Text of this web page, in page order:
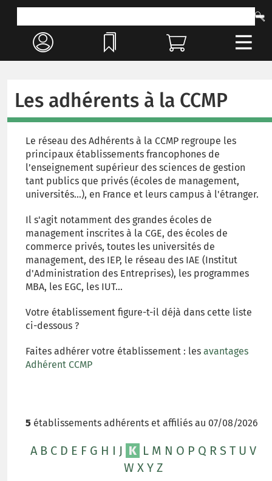
Les adhérents à la CCMP
Le réseau des Adhérents à la CCMP regroupe les
principaux établissements francophones de
l’enseignement supérieur des sciences de gestion
tant publics que privés (écoles de management,
universités…), en France et leurs campus à l'étranger.
Il s'agit notamment des grandes écoles de
management inscrites à la CGE, des écoles de
commerce privés, toutes les universités de
management, des IEP, le réseau des IAE (Institut
d'Administration des Entreprises), les programmes
MBA, les EGC, les IUT...
Votre établissement figure-t-il déjà dans cette liste
ci-dessous ?
Faites adhérer votre établissement : les avantages
Adhérent CCMP
5 établissements adhérents et affiliés au 07/08/2026
A B C D E F G H I J K L M N O P Q R S T U V
W X Y Z